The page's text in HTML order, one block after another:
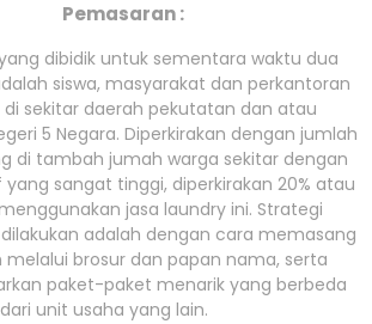
Pemasaran :
dibidik untuk sementara waktu dua
siswa, masyarakat dan perkantoran
sekitar daerah pekutatan dan atau
5 Negara. Diperkirakan dengan jumlah
di tambah jumah warga sekitar dengan
sangat tinggi, diperkirakan 20% atau
jasa laundry ini. Strategi
adalah dengan cara memasang
brosur dan papan nama, serta
paket-paket menarik yang berbeda
dari unit usaha yang lain.